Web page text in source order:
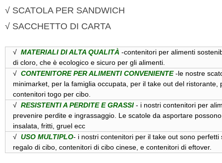
√ SCATOLA PER SANDWICH
√ SACCHETTO DI CARTA
√ MATERIALI DI ALTA QUALITÀ -contenitori per alimenti
di cloro, che è ecologico e sicuro per gli alimenti.
√ CONTENITORE PER ALIMENTI CONVENIENTE-le nostre
minimarket, per la famiglia occupata, per il take out del
contenitori togo per cibo.
√ RESISTENTI A PERDITE E GRASSI- i nostri contenitori per
prevenire perdite e ingrassaggio. Le scatole da asportare
insalata, fritti, gruel ecc
√ USO MULTIPLO- i nostri contenitori per il take out sono
regalo di cibo, contenitori di cibo cinese, e contenitori di eftover.